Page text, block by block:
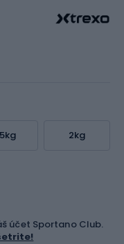
2kg
účet Sportano Club.